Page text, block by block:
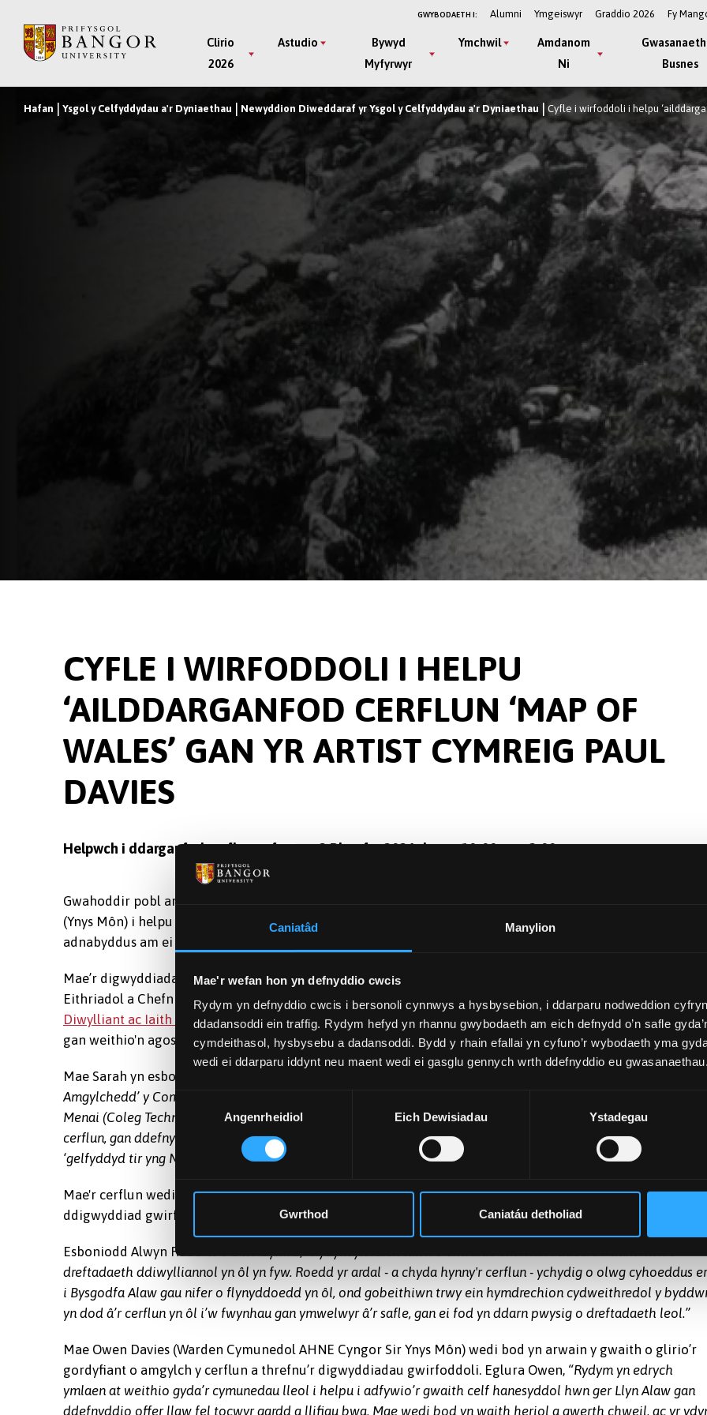
Caniatâd Manylion
Mae'r wefan hon yn defnyddio cwcis
Rydym yn defnyddio cwcis i bersonoli cynnwys a hysbysebion, i ddarparu nodweddion
ddadansoddi ein traffig. Rydym hefyd yn rhannu gwybodaeth am eich defnydd o’n safle
cymdeithasol, hysbysebu a dadansoddi. Bydd y rhain efallai yn cyfuno’r wybodaeth yma
wedi ei ddarparu iddynt neu maent wedi ei gasglu gennych wrth ddefnyddio eu gwasanaethau.
Dewis
Caniatâd
Angenrheidiol Eich Dewisiadau Ystadegau
Gwrthod Caniatáu detholiad
GWYBODAETH I: Alumni Ymgeiswyr Graddio 2026 Fy
Main
Menu
Clirio
2026
Astudio
Bywyd
Myfyrwyr
Ymchwil
Amdanom
Ni
Busnes
Breadcrumb
Hafan Ysgol y Celfyddydau a'r Dyniaethau Newyddion Diweddaraf yr Ysgol y Celfyddydau a'r Dyniaethau Cyfle i wirfoddoli i helpu
CYFLE I WIRFODDOLI I HELPU
‘AILDDARGANFOD CERFLUN ‘MAP OF
WALES’ GAN YR ARTIST CYMREIG PAUL
DAVIES
Helpwch i ddarganfod cerflun enfawr ar 2 Rhagfyr 2024 rhwng 10:00am - 2:00pm
Gwahoddir pobl ar Ynys Môn a'r cyffiniau i ymuno â digwyddiadau gwirfoddoli wrth gronfa ddŵr Llyn Alaw
(Ynys Môn) i helpu i ailddarganfod cerflun anferth (tua 11x6 llath) gan yr artist Beca, Paul Davies (sy'n fwyaf
adnabyddus am ei berfformiad ‘Welsh Not’ yn Eisteddfod 1977).
Mae’r digwyddiadau’n deillio o gydweithrediad parhaus rhwng Dŵr Cymru, Uned Ardal Harddwch Naturiol
Eithriadol a Chefn Gwlad Cyngor Sir Ynys Môn, a’r ymchwilydd, Dr Sarah Pogoda oYsgol y Celfyddydau,
Diwylliant ac Iaith PrifysgolBangor. Mae Sarah yn edrych ar waith Paul Davies a safle Llyn Alaw yn
gan weithio'n agos gydag awdurdodau lleol a theulu'r artist.
Mae Sarah yn esbonio,
Amgylchedd’ y Comisiwn Ewropeaidd ar y pryd. Ymunodd Paul, gyda myfyrwyr Celf a Dylunio Coleg Llandrillo
Menai (Coleg Technegol Gwynedd gynt) ar y pryd a gwirfoddolwyr lleol dros gyfnod o fisoedd i adeiladu’r
cerflun, gan ddefnyddio deunyddiau lleol yn unig. Mae’n un o’r gweithiau mawr cyntaf o’r hyn a elwir yn
‘gelfyddyd tir yng Nghymru a’r Deyrnas Unedig.”
Mae'r cerflun wedi bod yn gordyfu gan fieri, eithin, ac isdyfiant am dros ddegawd. Ond gyda dau
ddigwyddiad gwirfoddoli yn 2023, mae'r cerflun wedi'i glirio ac mae bellach yn weladwy.
Esboniodd Alwyn Roberts o Dŵr Cymru,“Rydym yn falch iawn o chwarae ein rhan i ddod â’r darn hwn o
dreftadaeth ddiwylliannol yn ôl yn fyw. Roedd yr ardal - a chyda hynny'r cerflun - ychydig o olwg cyhoeddus
i Bysgodfa Alaw gau nifer o flynyddoedd yn ôl, ond gobeithiwn trwy ein hymdrechion cydweithredol y
yn dod â’r cerflun yn ôl i’w fwynhau gan ymwelwyr â’r safle, gan ei fod yn ddarn pwysig o dreftadaeth leol.”
Mae Owen Davies (Warden Cymunedol AHNE Cyngor Sir Ynys Môn) wedi bod yn arwain y gwaith o glirio’r
gordyfiant o amgylch y cerflun a threfnu’r digwyddiadau gwirfoddoli. Eglura Owen, “Rydym yn edrych
ymlaen at weithio gyda’r cymunedau lleol i helpu i adfywio’r gwaith celf hanesyddol hwn ger Llyn Alaw gan
ddefnyddio offer llaw fel tocwyr gardd a llifiau bwa. Mae wedi bod yn waith heriol a gwerth chweil, ac yr